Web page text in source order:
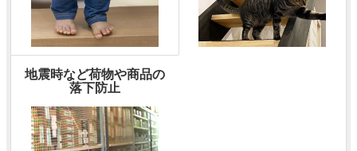
地震時など荷物や商品の
落下防止